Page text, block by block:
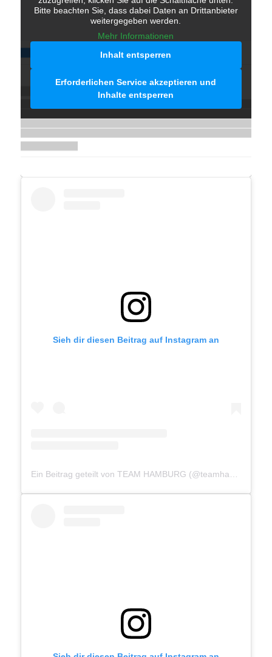
Bitte beachten Sie, dass dabei Daten an Drittanbieter
weitergegeben werden.
Mehr Informationen
Inhalt entsperren
Erforderlichen Service akzeptieren und
Inhalte entsperren
Sieh dir diesen Beitrag auf Instagram an